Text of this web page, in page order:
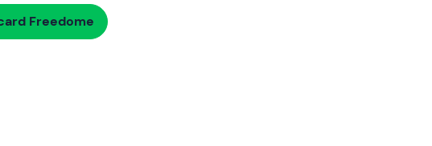
Freedome